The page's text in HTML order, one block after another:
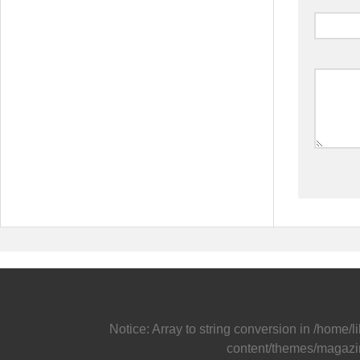
Notice: Array to string conversion in/home/
content/themes/